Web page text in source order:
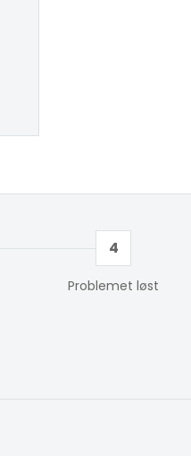
4
Problemet løst